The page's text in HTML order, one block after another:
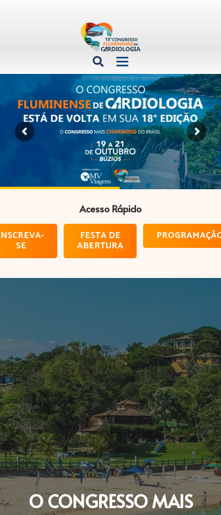
Acesso Rápido
SE
FESTA DE
ABERTURA
O CONGRESSO MAIS